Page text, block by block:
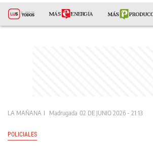
LA MAÑANA Madrugada 02 DE JUNIO 2026 - 21:13
POLICIALES